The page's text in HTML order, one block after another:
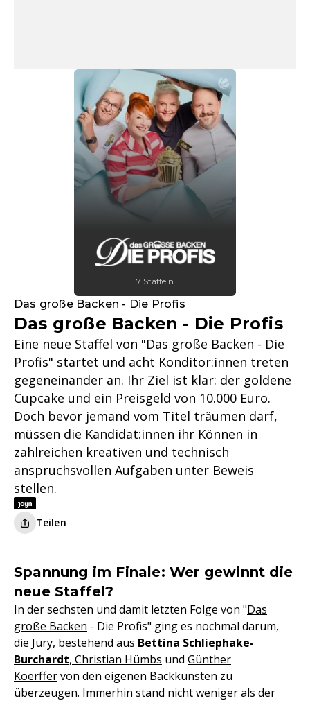
7 Staffeln
Das große Backen - Die Profis
Das große Backen - Die Profis
Eine neue Staffel von "Das große Backen - Die
Profis" startet und acht Konditor:innen treten
gegeneinander an. Ihr Ziel ist klar: der goldene
Cupcake und ein Preisgeld von 10.000 Euro.
Doch bevor jemand vom Titel träumen darf,
müssen die Kandidat:innen ihr Können in
zahlreichen kreativen und technisch
anspruchsvollen Aufgaben unter Beweis
stellen.
Teilen
Spannung im Finale: Wer gewinnt die
neue Staffel?
In der sechsten und damit letzten Folge von "Das
große Backen - Die Profis" ging es nochmal darum,
die Jury, bestehend aus Bettina Schliephake-
Burchardt, Christian Hümbs und Günther
Koerffervon den eigenen Backkünsten zu
überzeugen. Immerhin stand nicht weniger als der